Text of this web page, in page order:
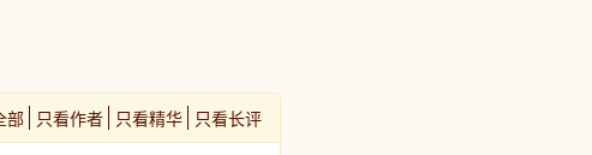
部 只看作者 只看精华 只看长评